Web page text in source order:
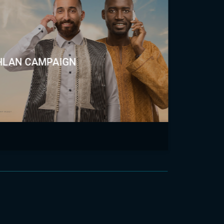
CAMPAIGN